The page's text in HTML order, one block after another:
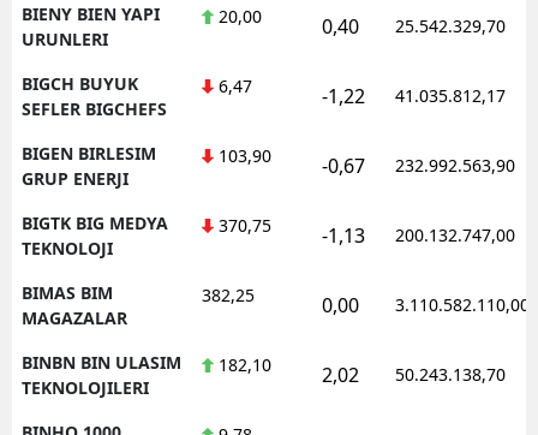
BIENY BIEN YAPI
URUNLERI
20,00 0,40 25.542.329,70
BIGCH BUYUK
SEFLER BIGCHEFS
6,47 -1,22 41.035.812,17
BIGEN BIRLESIM
GRUP ENERJI
103,90 -0,67 232.992.563,90
BIGTK BIG MEDYA
TEKNOLOJI
370,75 -1,13 200.132.747,00
BIMAS BIM
MAGAZALAR
382,25 0,00 3.110.582.110,00
BINBN BIN ULASIM
TEKNOLOJILERI
182,10 2,02 50.243.138,70